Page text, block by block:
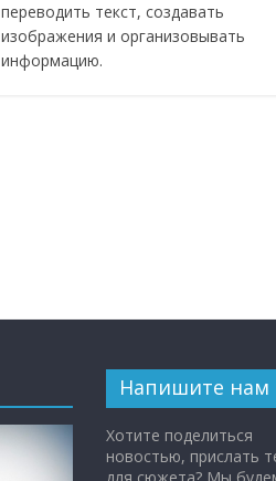
переводить текст, создавать
изображения и организовывать
информацию.
Напишите нам
Хотите поделиться
новостью, прислать